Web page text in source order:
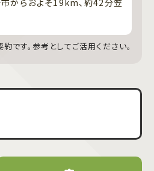
からおよそ19km、約42分笠
です。参考としてご活用ください。